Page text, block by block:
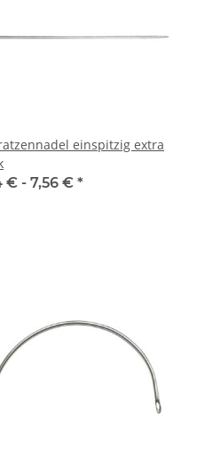
einspitzig extra
€ - 7,56 € *